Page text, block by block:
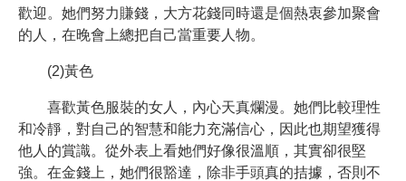
歡迎。她們努力賺錢，大方花錢同時還是個熱衷參加聚會
的人，在晚會上總把自己當重要人物。
(2)黃色
喜歡黃色服裝的女人，內心天真爛漫。她們比較理性
和冷靜，對自己的智慧和能力充滿信心，因此也期望獲得
他人的賞識。從外表上看她們好像很溫順，其實卻很堅
強。在金錢上，她們很豁達，除非手頭真的拮據，否則不